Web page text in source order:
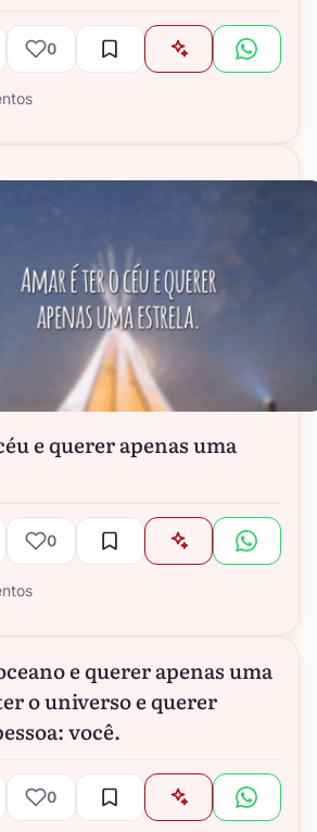
0
e querer apenas uma
0
e querer apenas uma
o universo e querer
você.
0